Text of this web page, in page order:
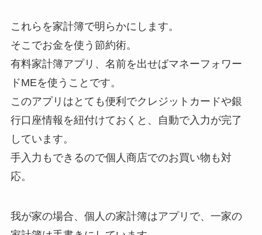
これらを家計簿で明らかにします。
そこでお金を使う節約術。
有料家計簿アプリ、名前を出せばマネーフォワー
ドMEを使うことです。
このアプリはとても便利でクレジットカードや銀
行口座情報を紐付けておくと、自動で入力が完了
しています。
手入力もできるので個人商店でのお買い物も対
応。
我が家の場合、個人の家計簿はアプリで、一家の